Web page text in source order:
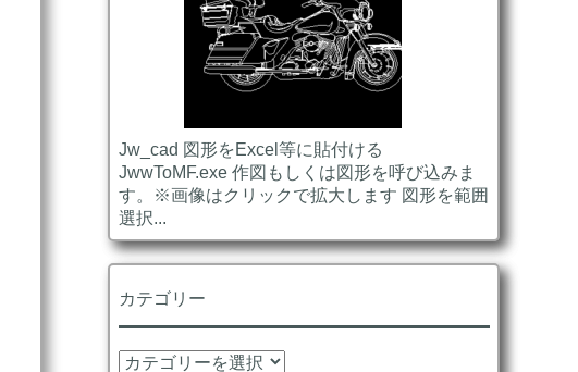
Jw_cad 図形をExcel等に貼付ける
JwwToMF.exe 作図もしくは図形を呼び込みま
す。※画像はクリックで拡大します 図形を範囲
選択...
カテゴリー
カ